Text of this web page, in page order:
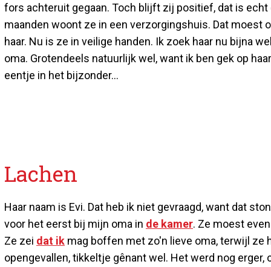
fors achteruit gegaan. Toch blijft zij positief, dat is
maanden woont ze in een verzorgingshuis. Dat moest
haar. Nu is ze in veilige handen. Ik zoek haar nu bijna
oma. Grotendeels natuurlijk wel, want ik ben gek op
eentje in het bijzonder...
Lachen
Haar naam is Evi. Dat heb ik niet gevraagd, want dat
voor het eerst bij mijn oma in de kamer. Ze moest
Ze zei dat ik mag boffen met zo'n lieve oma, terwijl ze
opengevallen, tikkeltje gênant wel. Het werd nog